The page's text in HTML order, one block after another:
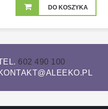
DO KOSZYKA
602 490 100